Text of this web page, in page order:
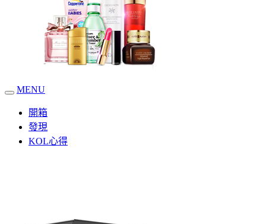
MENU
開箱
發現
KOL心得